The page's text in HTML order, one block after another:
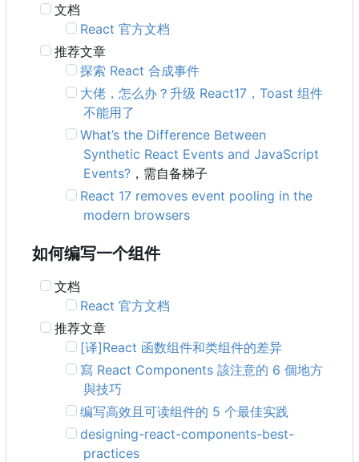
文档
React 官方文档
推荐文章
探索 React 合成事件
大佬，怎么办？升级 React17 ，Toast 组件
不能用了
What’s the Difference Between
Synthetic React Events and JavaScript
Events? ，需自备梯子
React 17 removes event pooling in the
modern browsers
如何编写一个组件
文档
React 官方文档
推荐文章
[译]React 函数组件和类组件的差异
寫 React Components 該注意的 6 個地方
與技巧
编写高效且可读组件的 5 个最佳实践
designing-react-components-best-
practices